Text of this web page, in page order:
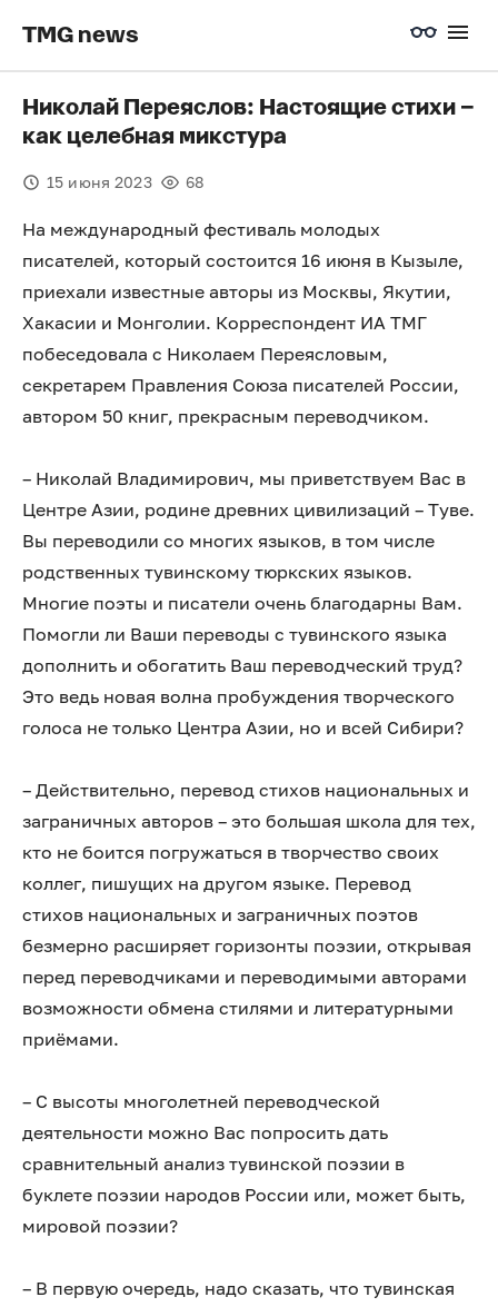
TMG news
Николай Переяслов: Настоящие стихи –
как целебная микстура
15 июня 2023 68
На международный фестиваль молодых
писателей, который состоится 16 июня в Кызыле,
приехали известные авторы из Москвы, Якутии,
Хакасии и Монголии. Корреспондент ИА ТМГ
побеседовала с Николаем Переясловым,
секретарем Правления Союза писателей России,
автором 50 книг, прекрасным переводчиком.
– Николай Владимирович, мы приветствуем Вас в
Центре Азии, родине древних цивилизаций – Туве.
Вы переводили со многих языков, в том числе
родственных тувинскому тюркских языков.
Многие поэты и писатели очень благодарны Вам.
Помогли ли Ваши переводы с тувинского языка
дополнить и обогатить Ваш переводческий труд?
Это ведь новая волна пробуждения творческого
голоса не только Центра Азии, но и всей Сибири?
– Действительно, перевод стихов национальных и
заграничных авторов – это большая школа для тех,
кто не боится погружаться в творчество своих
коллег, пишущих на другом языке. Перевод
стихов национальных и заграничных поэтов
безмерно расширяет горизонты поэзии, открывая
перед переводчиками и переводимыми авторами
возможности обмена стилями и литературными
приёмами.
– С высоты многолетней переводческой
деятельности можно Вас попросить дать
сравнительный анализ тувинской поэзии в
буклете поэзии народов России или, может быть,
мировой поэзии?
– В первую очередь, надо сказать, что тувинская